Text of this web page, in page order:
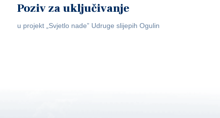
Poziv za uključivanje
u projekt „Svjetlo nade” Udruge slijepih Ogulin